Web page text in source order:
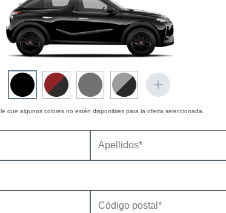
que algunos colores no estén disponibles para la oferta seleccionada.
confort